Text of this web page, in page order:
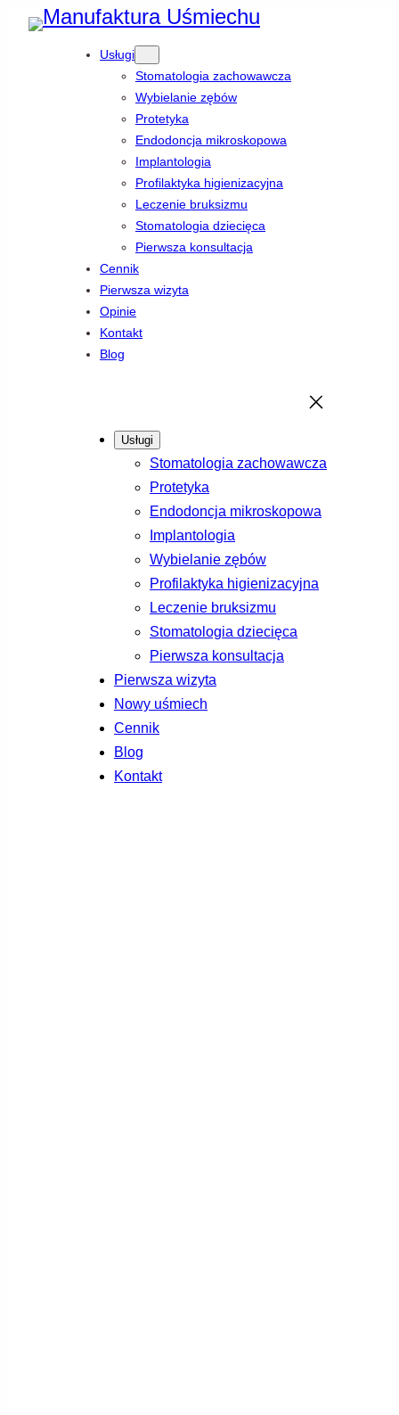
Przejdź
Usługi
Stomatologia zachowawcza
Wybielanie zębów
Protetyka
Endodoncja mikroskopowa
Implantologia
Profilaktyka higienizacyjna
Leczenie bruksizmu
Stomatologia dziecięca
Pierwsza konsultacja
Cennik
Pierwsza wizyta
Opinie
Kontakt
Blog
Usługi
Stomatologia zachowawcza
Protetyka
Endodoncja mikroskopowa
Implantologia
Wybielanie zębów
Profilaktyka higienizacyjna
Leczenie bruksizmu
Stomatologia dziecięca
Pierwsza konsultacja
Pierwsza wizyta
Nowy uśmiech
Cennik
Blog
Kontakt